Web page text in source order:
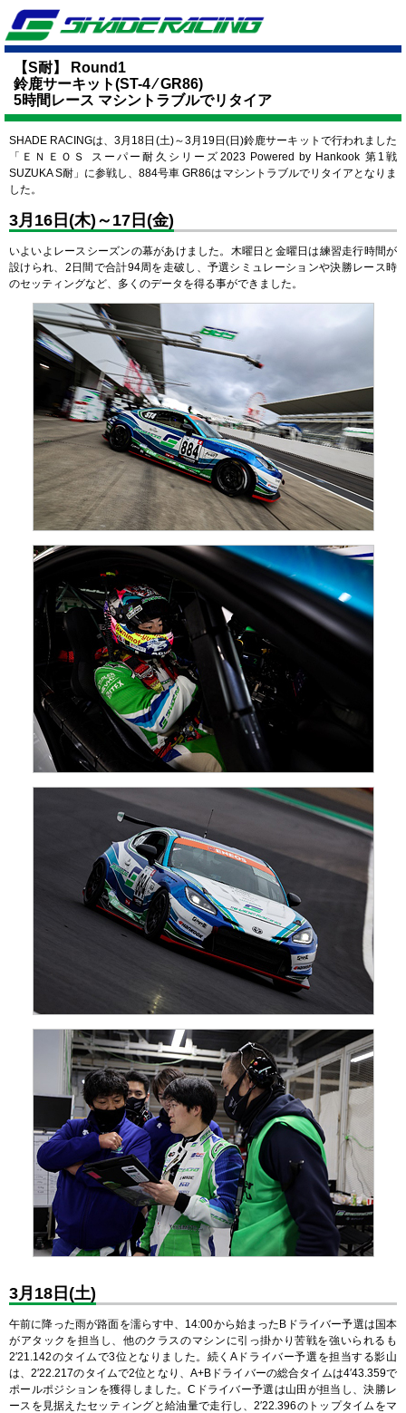
【S耐】 Round1
鈴鹿サーキット(ST-4 ⁄ GR86)
5時間レース マシントラブルでリタイア
SHADE RACINGは、3月18日(土)～3月19日(日)鈴鹿サーキットで行われました
「ＥＮＥＯＳ スーパー耐久シリーズ2023 Powered by Hankook 第1戦
SUZUKA S耐」に参戦し、884号車 GR86はマシントラブルでリタイアとなりま
した。
3月16日(木)～17日(金)
いよいよレースシーズンの幕があけました。木曜日と金曜日は練習走行時間が
設けられ、2日間で合計94周を走破し、予選シミュレーションや決勝レース時
のセッティングなど、多くのデータを得る事ができました。
3月18日(土)
午前に降った雨が路面を濡らす中、14:00から始まったBドライバー予選は国本
がアタックを担当し、他のクラスのマシンに引っ掛かり苦戦を強いられるも
2′21.142のタイムで3位となりました。続くAドライバー予選を担当する影山
は、2′22.217のタイムで2位となり、A+Bドライバーの総合タイムは4′43.359で
ポールポジションを獲得しました。Cドライバー予選は山田が担当し、決勝レ
ースを見据えたセッティングと給油量で走行し、2′22.396のトップタイムをマ